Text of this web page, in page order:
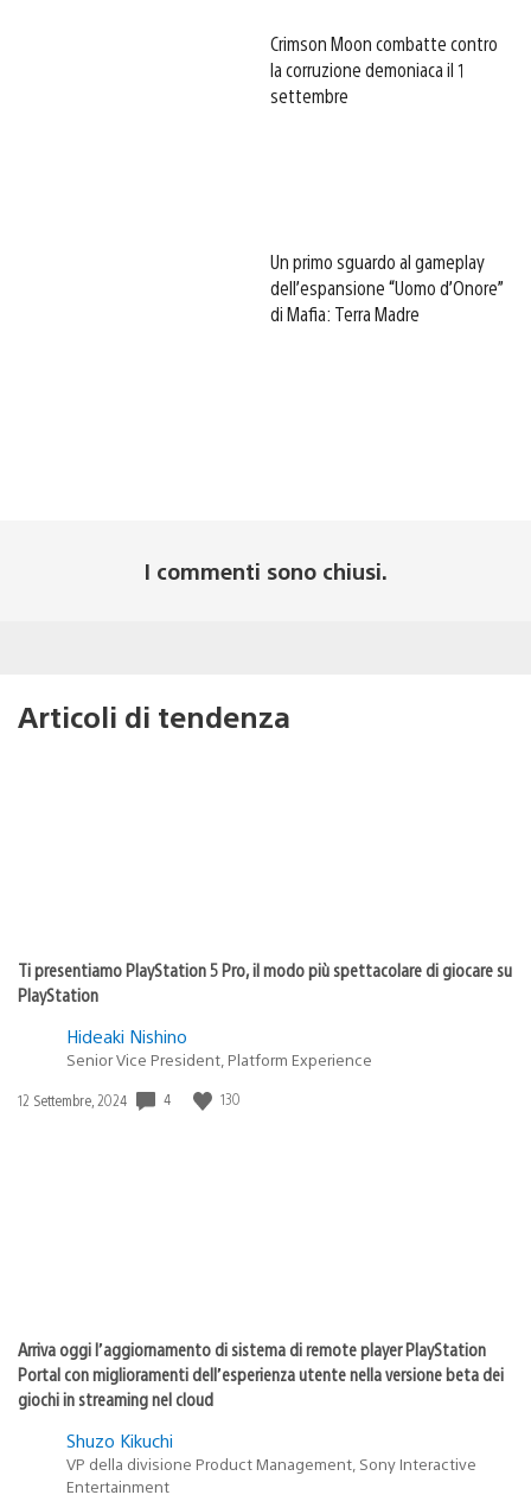
Crimson Moon combatte contro
la corruzione demoniaca il 1
settembre
Un primo sguardo al gameplay
dell’espansione “Uomo d’Onore”
di Mafia: Terra Madre
I commenti sono chiusi.
Articoli di tendenza
Ti presentiamo PlayStation 5 Pro, il modo più spettacolare di giocare su
PlayStation
Hideaki Nishino
Senior Vice President, Platform Experience
Data
12 Settembre, 2024 4 130
Arriva oggi l’aggiornamento di sistema di remote player PlayStation
Portal con miglioramenti dell’esperienza utente nella versione beta dei
giochi in streaming nel cloud
Shuzo Kikuchi
VP della divisione Product Management, Sony Interactive
Entertainment